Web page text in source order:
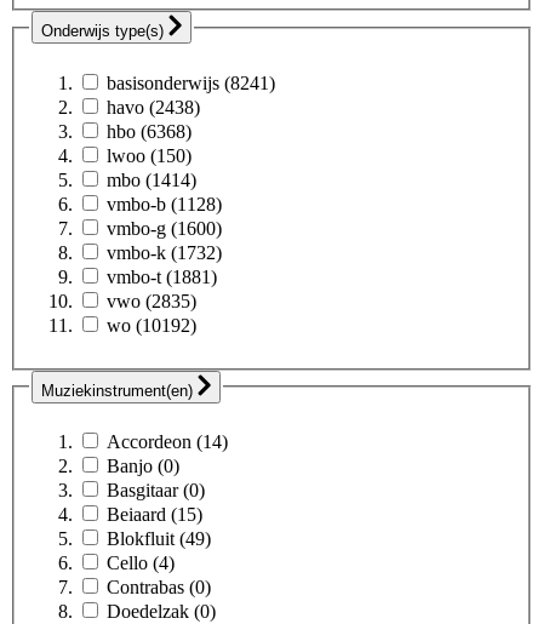
Onderwijs type(s)
basisonderwijs (8241)
havo (2438)
hbo (6368)
lwoo (150)
mbo (1414)
vmbo-b (1128)
vmbo-g (1600)
vmbo-k (1732)
vmbo-t (1881)
vwo (2835)
wo (10192)
Muziekinstrument(en)
Accordeon (14)
Banjo (0)
Basgitaar (0)
Beiaard (15)
Blokfluit (49)
Cello (4)
Contrabas (0)
Doedelzak (0)